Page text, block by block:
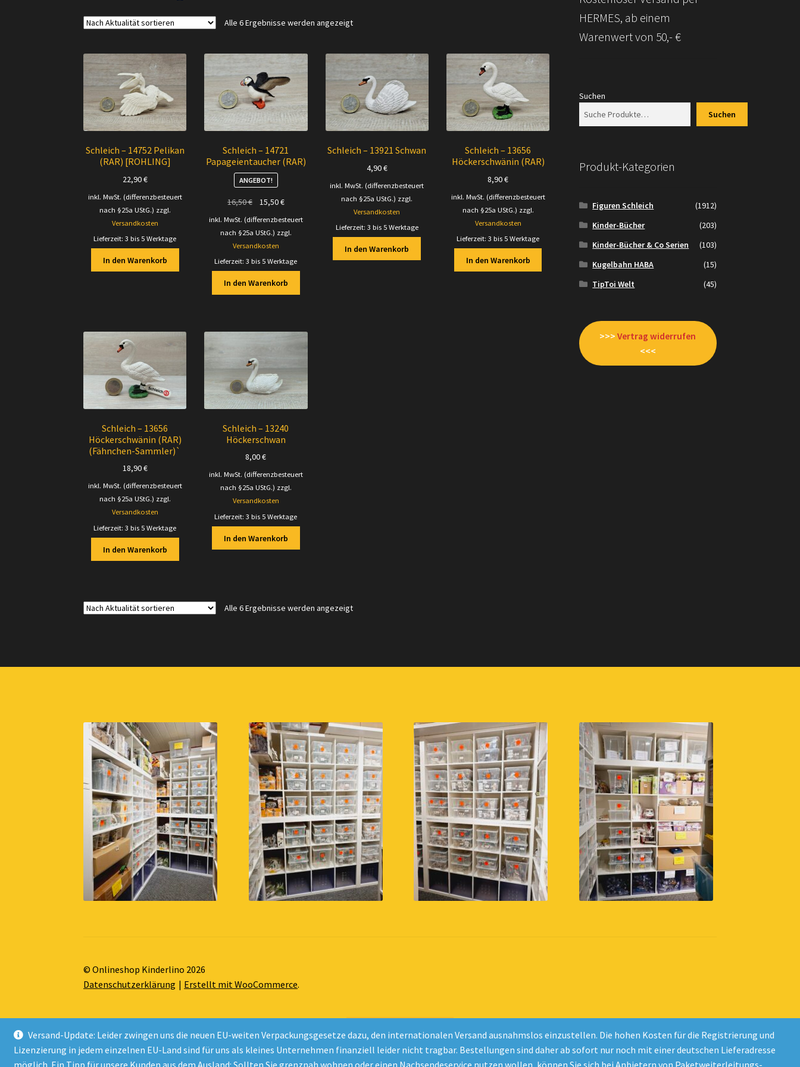
Versand-Update: Leider zwingen uns die neuen EU-weiten Verpackungsgesetze dazu, den internationalen Versand ausnahmslos einzustellen. Die hohen Kosten für die Registrierung und
Lizenzierung in jedem einzelnen EU-Land sind für uns als kleines Unternehmen finanziell leider nicht tragbar. Bestellungen sind daher ab sofort nur noch mit einer deutschen Lieferadresse
möglich. Ein Tipp für unsere Kunden aus dem Ausland: Sollten Sie grenznah wohnen oder einen Nachsendeservice nutzen wollen, können Sie sich bei Anbietern von Paketweiterleitungs-
Alle 6 Ergebnisse werden angezeigtNach
Schleich – 14752 Pelikan
(RAR) [ROHLING]
22,90€
inkl. MwSt. (differenzbesteuert
nach §25a UStG.) zzgl.
Versandkosten
Lieferzeit:3 bis 5 Werktage
In den Warenkorb
Schleich – 14721
Papageientaucher (RAR)
ANGEBOT!
16,50€
Ursprünglicher
Preis
15,50€Aktueller
inkl. MwSt. (differenzbesteuert
nach §25a UStG.) zzgl.
Versandkosten
Lieferzeit:3 bis 5 Werktage
In den Warenkorb
Schleich – 13921 Schwan
4,90€
inkl. MwSt. (differenzbesteuert
nach §25a UStG.) zzgl.
Versandkosten
Lieferzeit: 3 bis 5 Werktage
In den Warenkorb
Schleich – 13656
Höckerschwänin (RAR)
8,90€
inkl. MwSt. (differenzbesteuert
nach §25a UStG.) zzgl.
Versandkosten
Lieferzeit: 3 bis 5 Werktage
In den Warenkorb
Schleich – 13656
Höckerschwänin (RAR)
(Fähnchen-Sammler)`
18,90€
inkl. MwSt. (differenzbesteuert
nach §25a UStG.) zzgl.
Versandkosten
Lieferzeit:3 bis 5 Werktage
In den Warenkorb
Schleich – 13240
Höckerschwan
8,00€
inkl. MwSt. (differenzbesteuert
nach §25a UStG.) zzgl.
Versandkosten
Lieferzeit:3 bis 5 Werktage
In den Warenkorb
Alle 6 Ergebnisse werden angezeigtNach
HERMES, ab einem
Warenwert von 50,- €
Suchen
Suchen
Produkt-Kategorien
Figuren Schleich
(1912)
Kinder-Bücher
(203)
Kinder-Bücher & Co Serien
(103)
Kugelbahn HABA
(15)
TipToi Welt
(45)
>>>Vertrag widerrufen
<<<
© Onlineshop Kinderlino 2026
Datenschutzerklärung
Erstellt mit WooCommerce.
Vertrag widerrufen
Alle Preise inkl. der gesetzlichen MwSt.